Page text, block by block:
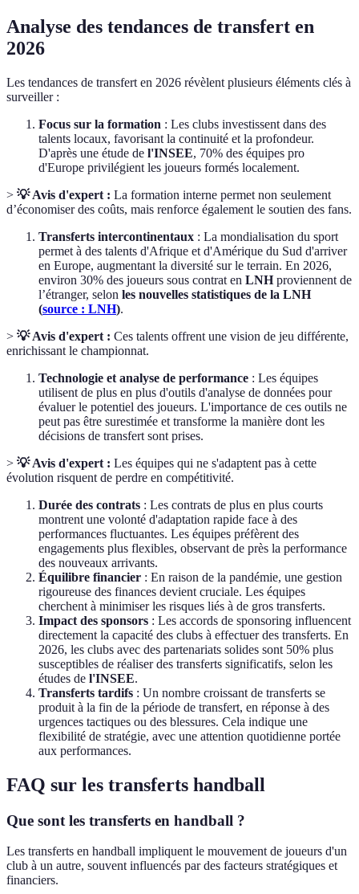
Analyse des tendances de transfert en
2026
Les tendances de transfert en 2026 révèlent plusieurs éléments clés à
surveiller :
Focus sur la formation : Les clubs investissent dans des
talents locaux, favorisant la continuité et la profondeur.
D'après une étude de l'INSEE, 70% des équipes pro
d'Europe privilégient les joueurs formés localement.
> 💡 Avis d'expert : La formation interne permet non seulement
d’économiser des coûts, mais renforce également le soutien des fans.
Transferts intercontinentaux : La mondialisation du sport
permet à des talents d'Afrique et d'Amérique du Sud d'arriver
en Europe, augmentant la diversité sur le terrain. En 2026,
environ 30% des joueurs sous contrat en LNHproviennent de
l’étranger, selon les nouvelles statistiques de la LNH
(source : LNH).
> 💡 Avis d'expert : Ces talents offrent une vision de jeu différente,
enrichissant le championnat.
Technologie et analyse de performance : Les équipes
utilisent de plus en plus d'outils d'analyse de données pour
évaluer le potentiel des joueurs. L'importance de ces outils ne
peut pas être surestimée et transforme la manière dont les
décisions de transfert sont prises.
> 💡 Avis d'expert : Les équipes qui ne s'adaptent pas à cette
évolution risquent de perdre en compétitivité.
Durée des contrats : Les contrats de plus en plus courts
montrent une volonté d'adaptation rapide face à des
performances fluctuantes. Les équipes préfèrent des
engagements plus flexibles, observant de près la performance
des nouveaux arrivants.
Équilibre financier : En raison de la pandémie, une gestion
rigoureuse des finances devient cruciale. Les équipes
cherchent à minimiser les risques liés à de gros transferts.
Impact des sponsors : Les accords de sponsoring influencent
directement la capacité des clubs à effectuer des transferts. En
2026, les clubs avec des partenariats solides sont 50% plus
susceptibles de réaliser des transferts significatifs, selon les
études de l'INSEE.
Transferts tardifs : Un nombre croissant de transferts se
produit à la fin de la période de transfert, en réponse à des
urgences tactiques ou des blessures. Cela indique une
flexibilité de stratégie, avec une attention quotidienne portée
aux performances.
FAQ sur les transferts handball
Que sont les transferts en handball ?
Les transferts en handball impliquent le mouvement de joueurs d'un
club à un autre, souvent influencés par des facteurs stratégiques et
financiers.